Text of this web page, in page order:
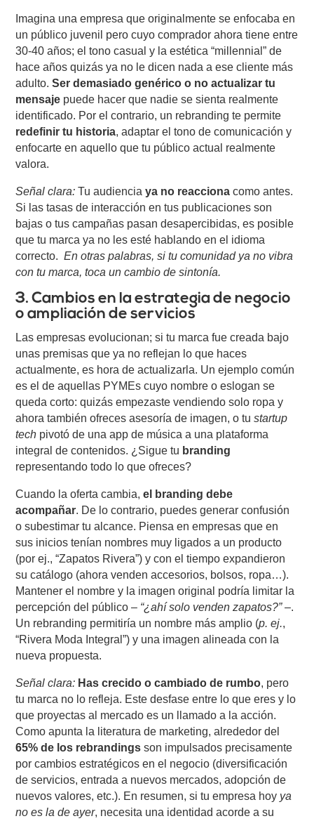
Imagina una empresa que originalmente se enfocaba en
un público juvenil pero cuyo comprador ahora tiene entre
30-40 años; el tono casual y la estética “millennial” de
hace años quizás ya no le dicen nada a ese cliente más
adulto.Ser demasiado genérico o no actualizar tu
mensaje puede hacer que nadie se sienta realmente
identificado. Por el contrario, un rebranding te permite
redefinir tu historia, adaptar el tono de comunicación y
enfocarte en aquello que tu público actual realmente
valora.
Señal clara: Tu audienciaya no reacciona como antes.
Si las tasas de interacción en tus publicaciones son
bajas o tus campañas pasan desapercibidas, es posible
que tu marca ya no les esté hablando en el idioma
correcto.En otras palabras, si tu comunidad ya no vibra
con tu marca, toca un cambio de sintonía.
3. Cambios en la estrategia de negocio
o ampliación de servicios
Las empresas evolucionan; si tu marca fue creada bajo
unas premisas que ya no reflejan lo que haces
actualmente, es hora de actualizarla. Un ejemplo común
es el de aquellas PYMEs cuyo nombre o eslogan se
queda corto: quizás empezaste vendiendo solo ropa y
ahora también ofreces asesoría de imagen, o tustartup
tech pivotó de una app de música a una plataforma
integral de contenidos. ¿Sigue tu branding
representando todo lo que ofreces?
Cuando la oferta cambia,el branding debe
acompañar. De lo contrario, puedes generar confusión
o subestimar tu alcance. Piensa en empresas que en
sus inicios tenían nombres muy ligados a un producto
(por ej., “Zapatos Rivera”) y con el tiempo expandieron
su catálogo (ahora venden accesorios, bolsos, ropa…).
Mantener el nombre y la imagen original podría limitar la
percepción del público – “¿ahí solo venden zapatos?”–.
Un rebranding permitiría un nombre más amplio (p. ej.,
“Rivera Moda Integral”) y una imagen alineada con la
nueva propuesta.
Señal clara: Has crecido o cambiado de rumbo, pero
tu marca no lo refleja. Este desfase entre lo que eres y lo
que proyectas al mercado es un llamado a la acción.
Como apunta la literatura de marketing, alrededor del
65% de los rebrandings son impulsados precisamente
por cambios estratégicos en el negocio (diversificación
de servicios, entrada a nuevos mercados, adopción de
nuevos valores, etc.). En resumen, si tu empresa hoy ya
no es la de ayer, necesita una identidad acorde a su